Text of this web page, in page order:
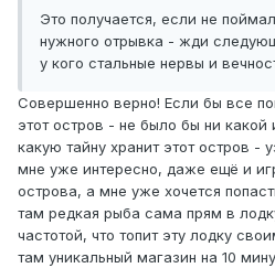
Это получается, если не
нужного отрывка - жди
у кого стальные нервы и
Совершенно верно! Если бы все
этот остров - не было бы ни какой
какую тайну хранит этот остров -
мне уже интересно, даже ещё и
острова, а мне уже хочется
там редкая рыба сама прям в
частотой, что топит эту лодку
там уникальный магазин на 10